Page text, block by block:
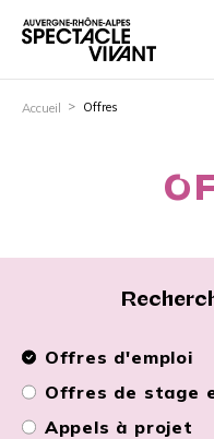
Accueil Offres
Offres d'emploi
Offres de stage
Appels à projet